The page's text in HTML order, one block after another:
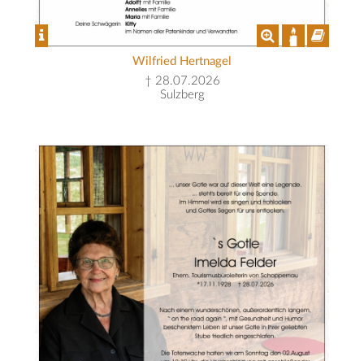
Wilfried Hertnagel
† 28.07.2026
Sulzberg